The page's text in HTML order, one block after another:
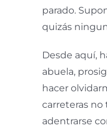
parado.
quizás
Desde aquí,
abuela,
hacer
carreteras no
adentrarse